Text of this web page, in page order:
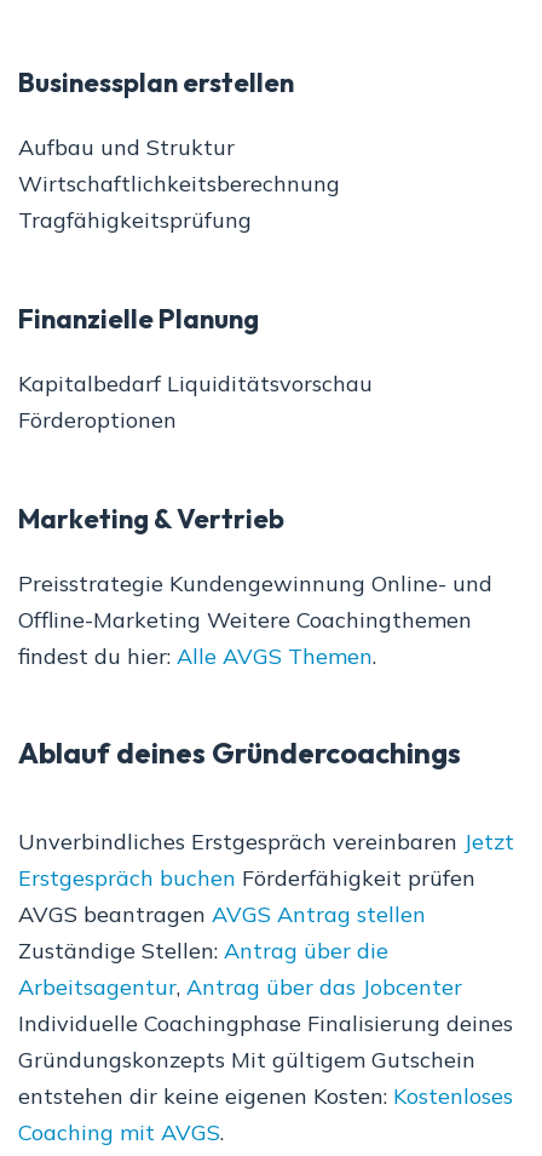
Businessplan erstellen
Aufbau und Struktur
Wirtschaftlichkeitsberechnung
Tragfähigkeitsprüfung
Finanzielle Planung
Kapitalbedarf Liquiditätsvorschau
Förderoptionen
Marketing & Vertrieb
Preisstrategie Kundengewinnung Online- und
Offline-Marketing Weitere Coachingthemen
findest du hier: Alle AVGS Themen.
Ablauf deines Gründercoachings
Unverbindliches Erstgespräch vereinbaren Jetzt
Erstgespräch buchen Förderfähigkeit prüfen
AVGS beantragen AVGS Antrag stellen
Zuständige Stellen: Antrag über die
Arbeitsagentur, Antrag über das Jobcenter
Individuelle Coachingphase Finalisierung deines
Gründungskonzepts Mit gültigem Gutschein
entstehen dir keine eigenen Kosten: Kostenloses
Coaching mit AVGS.